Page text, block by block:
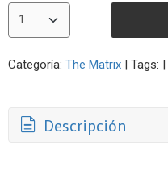
Categoría: The Matrix | Tags: |
Descripción